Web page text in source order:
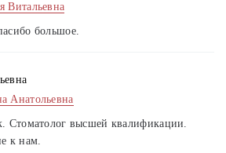
Витальевна
большое.
Анатольевна
Стоматолог высшей квалификации.
к нам.